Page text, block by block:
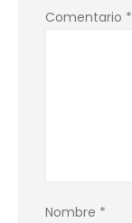
Comentario *
Nombre *